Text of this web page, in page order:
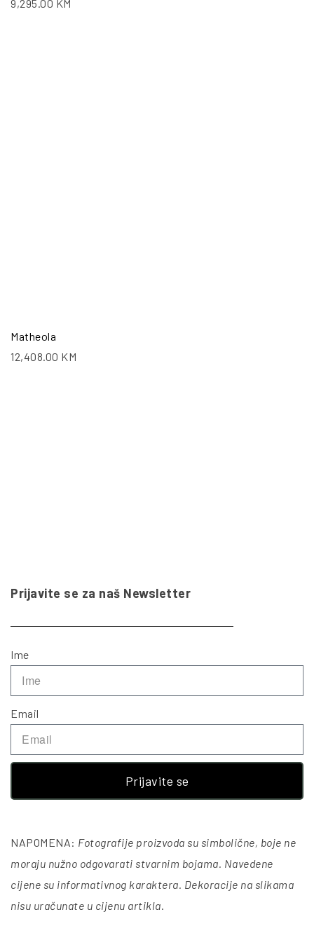
9,295.00 KM
Matheola
12,408.00 KM
Prijavite se za naš Newsletter
Ime
Email
Prijavite se
NAPOMENA: Fotografije proizvoda su simbolične, boje ne
moraju nužno odgovarati stvarnim bojama. Navedene
cijene su informativnog karaktera. Dekoracije na slikama
nisu uračunate u cijenu artikla.